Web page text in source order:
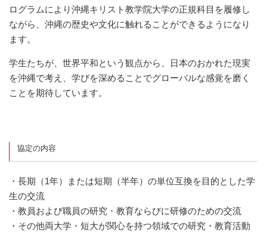
ログラムにより沖縄キリスト教学院大学の正規科目を履修し
ながら、沖縄の歴史や文化に触れることができるようになり
ます。
学生たちが、世界平和という観点から、日本のおかれた現実
を沖縄で考え、学びを深めることでグローバルな感覚を磨く
ことを期待しています。
協定の内容
・長期（1年）または短期（半年）の単位互換を目的とした学
生の交流
・教員および職員の研究・教育ならびに研修のための交流
・その他両大学・短大が関心を持つ領域での研究・教育活動